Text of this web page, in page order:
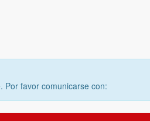
Por favor comunicarse con: